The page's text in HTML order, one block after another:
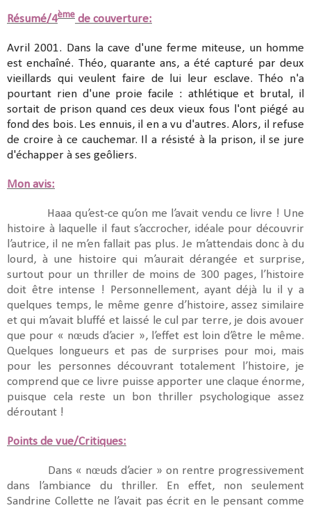
Résumé/4ème de couverture:
Avril 2001. Dans la cave d'une ferme miteuse, un homme
est enchaîné. Théo, quarante ans, a été capturé par deux
vieillards qui veulent faire de lui leur esclave. Théo n'a
pourtant rien d'une proie facile : athlétique et brutal, il
sortait de prison quand ces deux vieux fous l'ont piégé au
fond des bois. Les ennuis, il en a vu d'autres. Alors, il refuse
de croire à ce cauchemar. Il a résisté à la prison, il se jure
d'échapper à ses geôliers.
Mon avis:
Haaa qu’est-ce qu’on me l’avait vendu ce livre ! Une
histoire à laquelle il faut s’accrocher, idéale pour découvrir
l’autrice, il ne m’en fallait pas plus. Je m’attendais donc à du
lourd, à une histoire qui m’aurait dérangée et surprise,
surtout pour un thriller de moins de 300 pages, l’histoire
doit être intense ! Personnellement, ayant déjà lu il y a
quelques temps, le même genre d’histoire, assez similaire
et qui m’avait bluffé et laissé le cul par terre, je dois avouer
que pour « nœuds d’acier », l’effet est loin d’être le même.
Quelques longueurs et pas de surprises pour moi, mais
pour les personnes découvrant totalement l’histoire, je
comprend que ce livre puisse apporter une claque énorme,
puisque cela reste un bon thriller psychologique assez
déroutant !
Points de vue/Critiques:
Dans « nœuds d’acier » on rentre progressivement
dans l’ambiance du thriller. En effet, non seulement
Sandrine Collette ne l’avait pas écrit en le pensant comme